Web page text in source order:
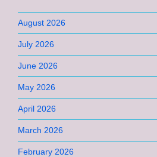
August 2026
July 2026
June 2026
May 2026
April 2026
March 2026
February 2026